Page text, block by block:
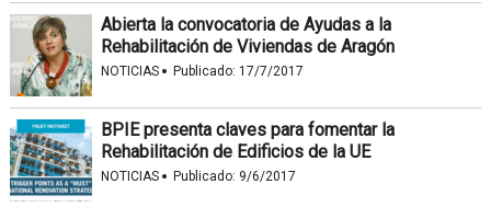
Abierta la convocatoria de Ayudas a la
Rehabilitación de Viviendas de Aragón
NOTICIAS · Publicado: 17/7/2017
BPIE presenta claves para fomentar la
Rehabilitación de Edificios de la UE
NOTICIAS · Publicado: 9/6/2017